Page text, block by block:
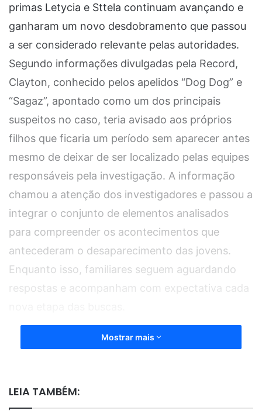
primas Letycia e Sttela continuam avançando e
ganharam um novo desdobramento que passou
a ser considerado relevante pelas autoridades.
Segundo informações divulgadas pela Record,
Clayton, conhecido pelos apelidos “Dog Dog” e
“Sagaz”, apontado como um dos principais
suspeitos no caso, teria avisado aos próprios
filhos que ficaria um período sem aparecer antes
mesmo de deixar de ser localizado pelas equipes
responsáveis pela investigação. A informação
chamou a atenção dos investigadores e passou a
integrar o conjunto de elementos analisados
para compreender os acontecimentos que
antecederam o desaparecimento das jovens.
Enquanto isso, familiares seguem aguardando
respostas e acompanham com expectativa cada
De acordo com a apuração, Clayton teria
foi obtido durante os trabalhos da Polícia Civil e
Mostrar mais
LEIA TAMBÉM: